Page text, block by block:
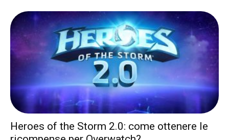
Heroes of the Storm 2.0: come ottenere le